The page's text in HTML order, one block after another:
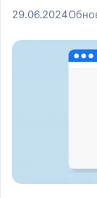
29.06.2024